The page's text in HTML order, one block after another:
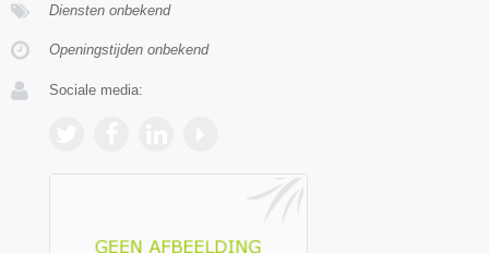
Diensten onbekend
Openingstijden onbekend
Sociale media: